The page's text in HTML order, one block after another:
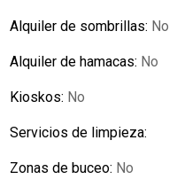
Alquiler de sombrillas: No
Alquiler de hamacas: No
Kioskos: No
Servicios de limpieza:
Zonas de buceo: No